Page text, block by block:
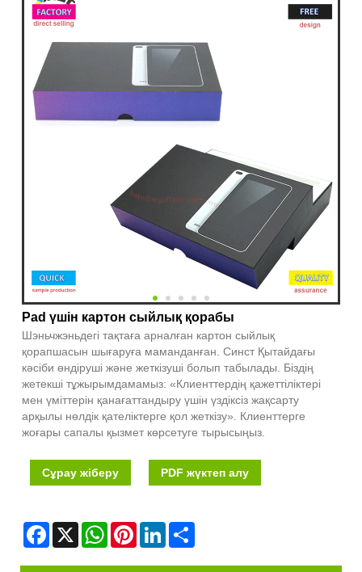
Pad үшін картон сыйлық қорабы
Шэньчжэньдегі тақтаға арналған картон сыйлық
қорапшасын шығаруға маманданған. Синст Қытайдағы
кәсіби өндіруші және жеткізуші болып табылады. Біздің
жетекші тұжырымдамамыз: «Клиенттердің қажеттіліктері
мен үміттерін қанағаттандыру үшін үздіксіз жақсарту
арқылы нөлдік қателіктерге қол жеткізу». Клиенттерге
жоғары сапалы қызмет көрсетуге тырысыңыз.
Сұрау жіберу PDF жүктеп алу
Facebook
X WhatsAppPinterestLinkedIn